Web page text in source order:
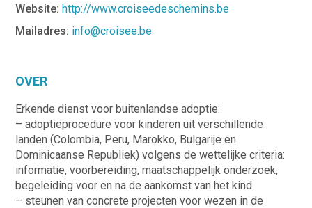
Website:http://www.croiseedeschemins.be
Mailadres: info@croisee.be
OVER
Erkende dienst voor buitenlandse adoptie:
– adoptieprocedure voor kinderen uit verschillende
landen (Colombia, Peru, Marokko, Bulgarije en
Dominicaanse Republiek) volgens de wettelijke criteria:
informatie, voorbereiding, maatschappelijk onderzoek,
begeleiding voor en na de aankomst van het kind
– steunen van concrete projecten voor wezen in de